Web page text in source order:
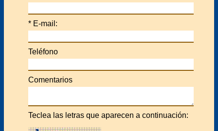
* E-mail:
Teléfono
Comentarios
Teclea las letras que aparecen a continuación: